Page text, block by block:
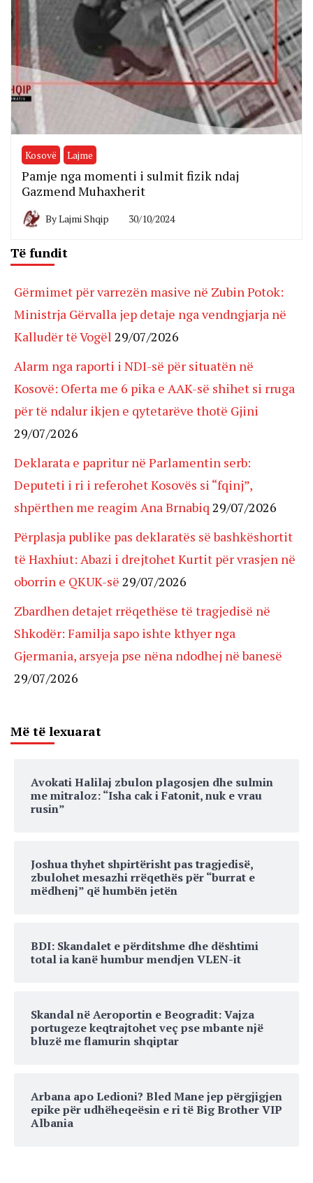
Kosovë Lajme
Pamje nga momenti i sulmit fizik ndaj
Gazmend Muhaxherit
ByLajmi Shqip 30/10/2024
Të fundit
Gërmimet për varrezën masive në Zubin Potok:
Ministrja Gërvalla jep detaje nga vendngjarja në
Kalludër të Vogël 29/07/2026
Alarm nga raporti i NDI-së për situatën në
Kosovë: Oferta me 6 pika e AAK-së shihet si rruga
për të ndalur ikjen e qytetarëve thotë Gjini
29/07/2026
Deklarata e papritur në Parlamentin serb:
Deputeti i ri i referohet Kosovës si “fqinj”,
shpërthen me reagim Ana Brnabiq 29/07/2026
Përplasja publike pas deklaratës së bashkëshortit
të Haxhiut: Abazi i drejtohet Kurtit për vrasjen në
oborrin e QKUK-së 29/07/2026
Zbardhen detajet rrëqethëse të tragjedisë në
Shkodër: Familja sapo ishte kthyer nga
Gjermania, arsyeja pse nëna ndodhej në banesë
29/07/2026
Më të lexuarat
Avokati Halilaj zbulon plagosjen dhe sulmin
me mitraloz: “Isha cak i Fatonit, nuk e vrau
rusin”
Joshua thyhet shpirtërisht pas tragjedisë,
zbulohet mesazhi rrëqethës për “burrat e
mëdhenj” që humbën jetën
BDI: Skandalet e përditshme dhe dështimi
total ia kanë humbur mendjen VLEN-it
Skandal në Aeroportin e Beogradit: Vajza
portugeze keqtrajtohet veç pse mbante një
bluzë me flamurin shqiptar
Arbana apo Ledioni? Bled Mane jep përgjigjen
epike për udhëheqeësin e ri të Big Brother VIP
Albania